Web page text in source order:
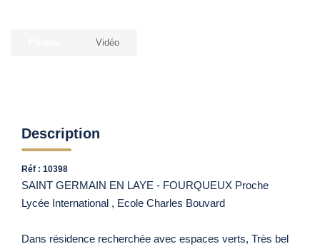
Vidéo
Description
Réf : 10398
SAINT GERMAIN EN LAYE - FOURQUEUX Proche
Lycée International , Ecole Charles Bouvard
Dans résidence recherchée avec espaces verts, Très bel